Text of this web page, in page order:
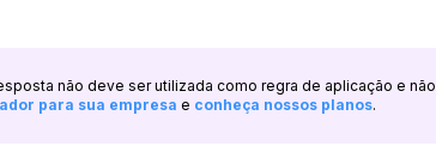
não deve ser utilizada como regra de aplicação e não
para sua empresa e conheça nossos planos.